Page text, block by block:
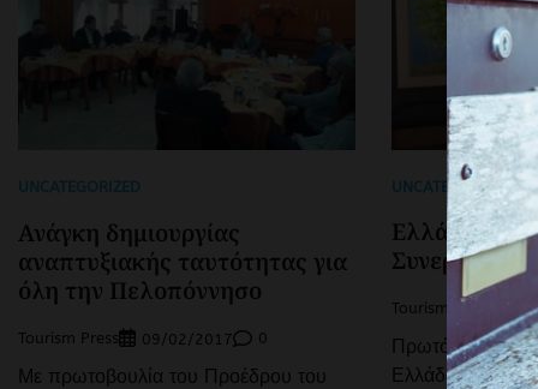
UNCATEGORIZED
Ανάγκη δημιουργίας
αναπτυξιακής ταυτότητας για
όλη την Πελοπόννησο
Tourism Press 09/02/2017 0
Με πρωτοβουλία του Προέδρου του
UNCATEGORIZED
Ελλάδα –
Tourism Press
Πρωτόκολλο
Ελλάδας και